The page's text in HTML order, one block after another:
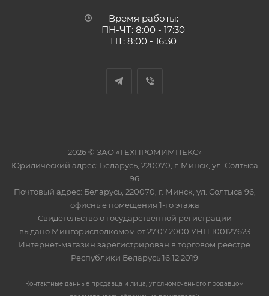
Время работы:
ПН-ЧТ: 8:00 - 17:30
ПТ: 8:00 - 16:30
2026 © ЗАО «ТЕХПРОМИМПЕКС»
Юридический адрес: Беларусь, 220070, г. Минск, ул. Солтыса
96
Почтовый адрес: Беларусь, 220070, г. Минск, ул. Солтыса 96,
офисные помещения 1-го этажа
Свидетельство о государственной регистрации
выдано Мингорисполкомом от 27.07.2000 УНП 100127623
Интернет-магазин зарегистрирован в торговом реестре
Республики Беларусь 16.12.2019
Контактные данные продавца и лица, уполномоченного продавцом